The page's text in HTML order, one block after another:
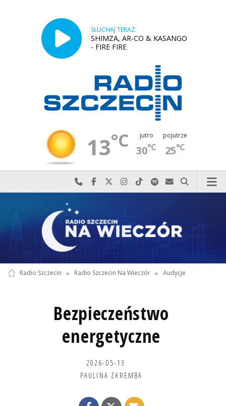
SŁUCHAJ TERAZ
SHIMZA, AR-CO & KASANGO
- FIRE FIRE
13°C jutro
30°C
pojutrze
25°C
Najlepiej po prostu do nas zadzwoń
Odwiedź nas na Facebook-u
Odwiedź nas na X
Odwiedź nas na Instagram-ie
Odwiedź nas na TikTok-u
Szukaj nas na Spotify
Wyślij do nas
Szukaj
Radio Szczecin » Radio Szczecin Na Wieczór » Audycje
Bezpieczeństwo
energetyczne
2026-05-13
PAULINA ZAREMBA